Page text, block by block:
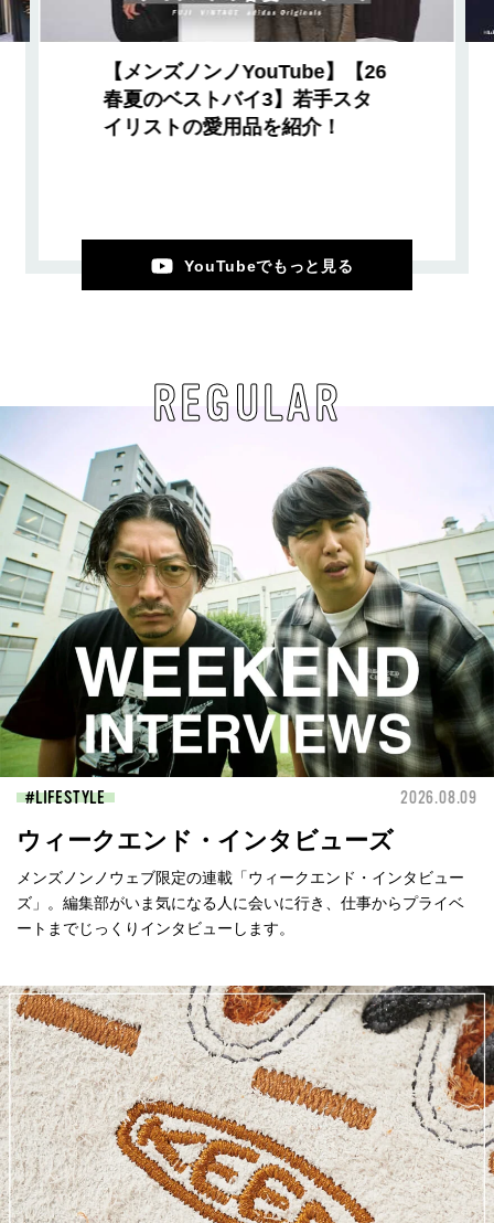
【メンズノンノYouTube】【26
春夏のベストバイ3】若手スタ
イリストの愛用品を紹介！
YouTubeでもっと見る
REGULAR
LIFESTYLE 2026.08.09
ウィークエンド・インタビューズ
メンズノンノウェブ限定の連載「ウィークエンド・インタビュー
ズ」。編集部がいま気になる人に会いに行き、仕事からプライベ
ートまでじっくりインタビューします。